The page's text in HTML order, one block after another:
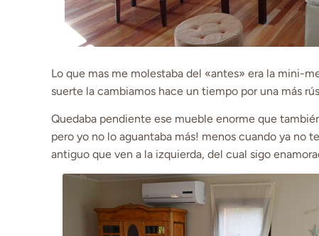
Lo que mas me molestaba del «antes» era la mini-
suerte la cambiamos hace un tiempo por una más
Quedaba pendiente ese mueble enorme que
pero yo no lo aguantaba más! menos cuando ya no
antiguo que ven a la izquierda, del cual sigo